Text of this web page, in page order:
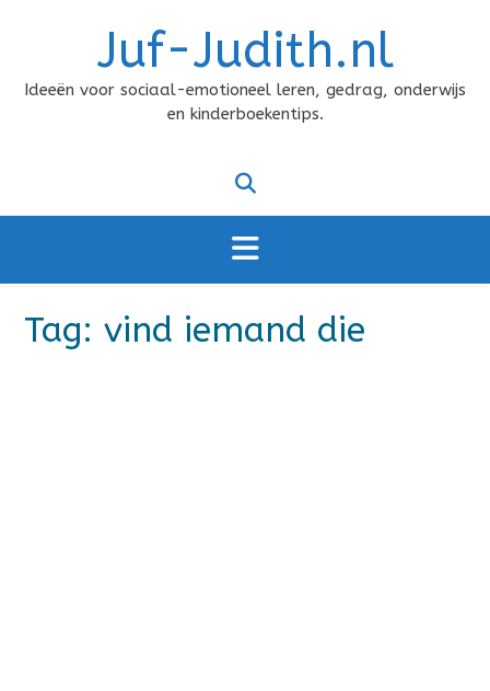
Juf-Judith.nl
Ideeën voor sociaal-emotioneel leren, gedrag, onderwijs
en kinderboekentips.
Tag: vind iemand die